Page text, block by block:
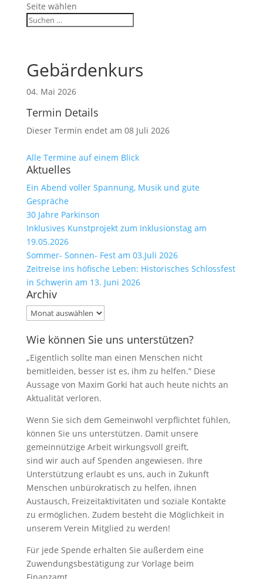
Seite wählen
Gebärdenkurs
04. Mai 2026
Termin Details
Dieser Termin endet am 08 Juli 2026
Alle Termine auf einem Blick
Aktuelles
Ein Abend voller Spannung, Musik und gute
Gespräche
30 Jahre Parkinson
Inklusives Kunstprojekt zum Inklusionstag am
19.05.2026
Sommer- Sonnen- Fest am 03.Juli 2026
Zeitreise ins höfische Leben: Historisches Schlossfest
in Schwerin am 13. Juni 2026
Archiv
Archiv
Wie können Sie uns unterstützen?
„Eigentlich sollte man einen Menschen nicht
bemitleiden, besser ist es, ihm zu helfen.” Diese
Aussage von Maxim Gorki hat auch heute nichts an
Aktualität verloren.
Wenn Sie sich dem Gemeinwohl verpflichtet fühlen,
können Sie uns unterstützen. Damit unsere
gemeinnützige Arbeit wirkungsvoll greift,
sind wir auch auf Spenden angewiesen. Ihre
Unterstützung erlaubt es uns, auch in Zukunft
Menschen unbürokratisch zu helfen, ihnen
Austausch, Freizeitaktivitäten und soziale Kontakte
zu ermöglichen. Zudem besteht die Möglichkeit in
unserem Verein Mitglied zu werden!
Für jede Spende erhalten Sie außerdem eine
Zuwendungsbestätigung zur Vorlage beim